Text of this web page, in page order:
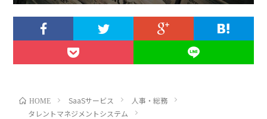
HOME SaaSサービス
人事・総務
タレントマネジメントシステム